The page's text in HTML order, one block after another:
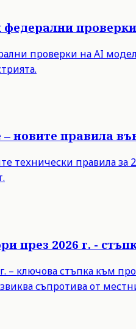
проверки на AI
новите правила
правила за
през 2026 г. -
– ключова стъпка към
съпротива от